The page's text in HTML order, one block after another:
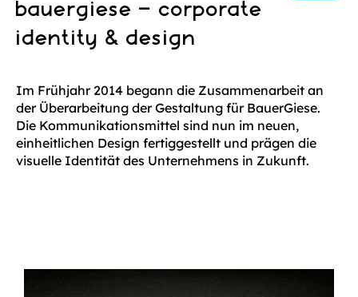
bauergiese – corporate
identity & design
Im Frühjahr 2014 begann die Zusammenarbeit an
der Überarbeitung der Gestaltung für BauerGiese.
Die Kommunikationsmittel sind nun im neuen,
einheitlichen Design fertiggestellt und prägen die
visuelle Identität des Unternehmens in Zukunft.